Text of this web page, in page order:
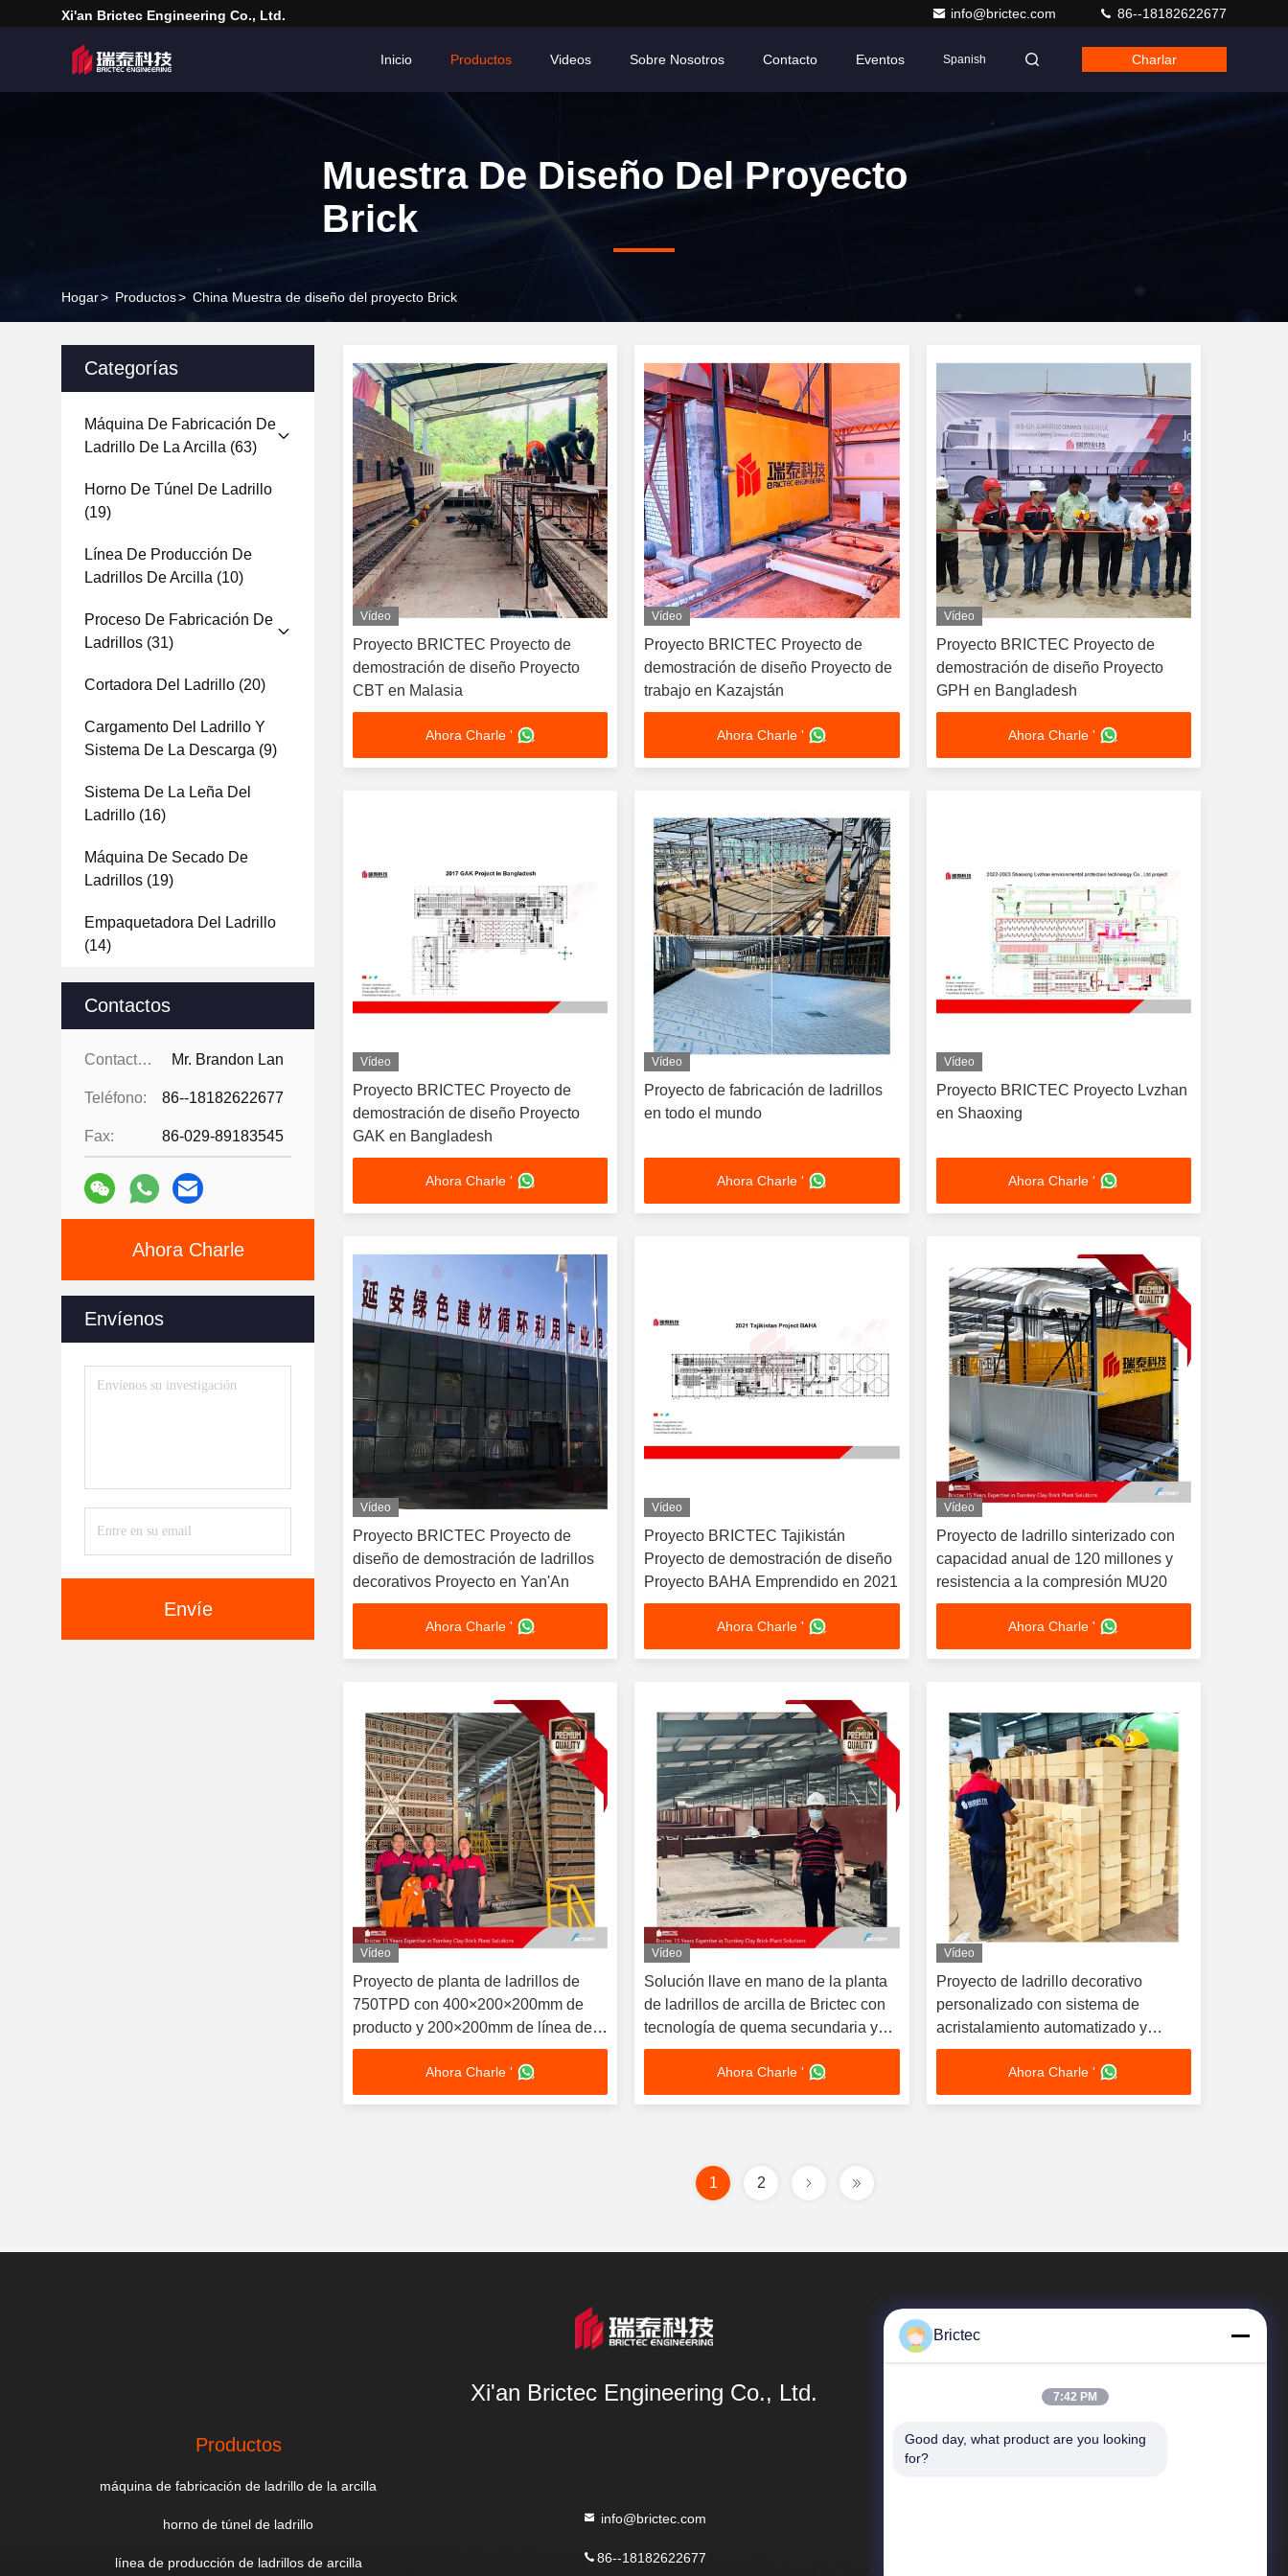
Xi'an Brictec Engineering Co., Ltd. info@brictec.com 86--18182622677
Inicio Productos Videos Sobre Nosotros Contacto Eventos Spanish Charlar
Muestra De Diseño Del Proyecto
Brick
Hogar> Productos> China Muestra de diseño del proyecto Brick
Categorías
Máquina De Fabricación De
Ladrillo De La Arcilla (63)
Horno De Túnel De Ladrillo
(19)
Línea De Producción De
Ladrillos De Arcilla (10)
Proceso De Fabricación De
Ladrillos (31)
Cortadora Del Ladrillo (20)
Cargamento Del Ladrillo Y
Sistema De La Descarga (9)
Sistema De La Leña Del
Ladrillo (16)
Máquina De Secado De
Ladrillos (19)
Empaquetadora Del Ladrillo
(14)
Máquina De Paletización De
Robots(10)
Tejas De Ladrillo Decorativas
(22)
Muestra De Diseño Del
Proyecto Brick(15)
Contactos
Contactos: Mr. Brandon Lan
Teléfono: 86--18182622677
Fax: 86-029-89183545
Ahora Charle
Envíenos
Envíe
Vídeo
Proyecto BRICTEC Proyecto de
demostración de diseño Proyecto
CBT en Malasia
Ahora Charle '
Vídeo
Proyecto BRICTEC Proyecto de
demostración de diseño Proyecto de
trabajo en Kazajstán
Ahora Charle '
Vídeo
Proyecto BRICTEC Proyecto de
demostración de diseño Proyecto
GPH en Bangladesh
Ahora Charle '
Vídeo
Proyecto BRICTEC Proyecto de
demostración de diseño Proyecto
GAK en Bangladesh
Ahora Charle '
Vídeo
Proyecto de fabricación de ladrillos
en todo el mundo
Ahora Charle '
Vídeo
Proyecto BRICTEC Proyecto Lvzhan
en Shaoxing
Ahora Charle '
Vídeo
Proyecto BRICTEC Proyecto de
diseño de demostración de ladrillos
decorativos Proyecto en Yan'An
Ahora Charle '
Vídeo
Proyecto BRICTEC Tajikistán
Proyecto de demostración de diseño
Proyecto BAHA Emprendido en 2021
Ahora Charle '
Vídeo
Proyecto de ladrillo sinterizado con
capacidad anual de 120 millones y
resistencia a la compresión MU20
Ahora Charle '
Vídeo
Proyecto de planta de ladrillos de
750TPD con 400×200×200mm de
producto y 200×200mm de línea de
producción de ladrillos huecos
Ahora Charle '
Vídeo
Solución llave en mano de la planta
de ladrillos de arcilla de Brictec con
tecnología de quema secundaria y
sistema de secado automatizado
Ahora Charle '
Vídeo
Proyecto de ladrillo decorativo
personalizado con sistema de
acristalamiento automatizado y
proceso de extrusión de plástico
húmedo para una producción diaria
de 85,000 piezas
Ahora Charle '
1 2
Xi'an Brictec Engineering Co., Ltd.
Productos
máquina de fabricación de ladrillo de la arcilla
horno de túnel de ladrillo
línea de producción de ladrillos de arcilla
info@brictec.com
86--18182622677
Vínculos Rápidos
Brictec
7:42 PM
Good day, what product are you looking
for?